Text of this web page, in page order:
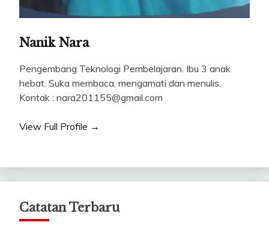
Nanik Nara
Pengembang Teknologi Pembelajaran. Ibu 3 anak
hebat. Suka membaca, mengamati dan menulis.
Kontak : nara201155@gmail.com
View Full Profile →
Catatan Terbaru